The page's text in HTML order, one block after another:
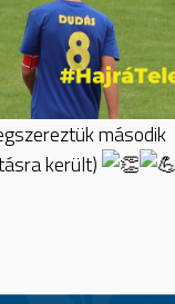
második
került)